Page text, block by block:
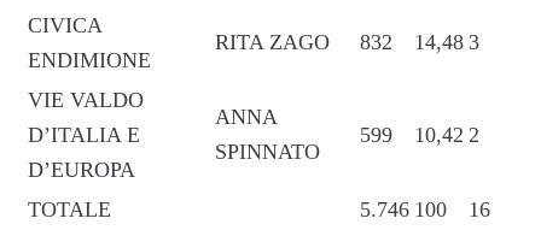
CIVICA
ENDIMIONE
RITA ZAGO 832 14,48 3
VIE VALDO
D’ITALIA E
D’EUROPA
ANNA
SPINNATO
599 10,42 2
TOTALE 5.746 100 16